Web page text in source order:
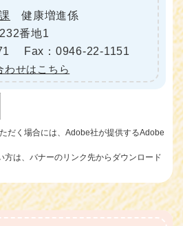
健康増進係
番地1
Fax：0946-22-1151
わせはこちら
だく場合には、Adobe社が提供するAdobe
は、バナーのリンク先からダウンロード